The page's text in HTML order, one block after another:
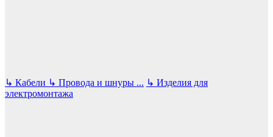
↳ Кабели ↳ Провода и шнуры ... ↳ Изделия для
электромонтажа